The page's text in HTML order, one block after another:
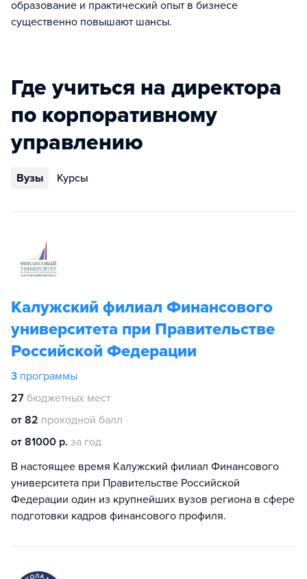
образование и практический опыт в бизнесе
существенно повышают шансы.
Где учиться на директора
по корпоративному
управлению
Вузы Курсы
Калужский филиал Финансового
университета при Правительстве
Российской Федерации
3 программы
27 бюджетных мест
от 82 проходной балл
от 81000 р. за год
В настоящее время Калужский филиал Финансового
университета при Правительстве Российской
Федерации один из крупнейших вузов региона в сфере
подготовки кадров финансового профиля.